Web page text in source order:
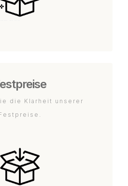
die Klarheit unserer